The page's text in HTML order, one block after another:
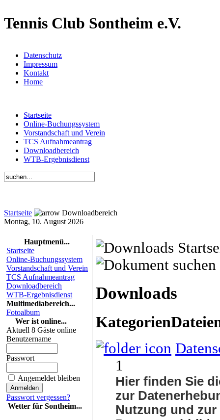
Tennis Club Sontheim e.V.
Datenschutz
Impressum
Kontakt
Home
Startseite
Online-Buchungssystem
Vorstandschaft und Verein
TCS Aufnahmeantrag
Downloadbereich
WTB-Ergebnisdienst
Startseite
Downloadbereich
Montag, 10. August 2026
Hauptmenü...
Startseite
Online-Buchungssystem
Vorstandschaft und Verein
TCS Aufnahmeantrag
Downloadbereich
WTB-Ergebnisdienst
Multimediabereich...
Fotoalbum
Wer ist online...
Aktuell 8 Gäste online
Benutzername
Passwort
Angemeldet bleiben
Passwort vergessen?
Wetter für Sontheim...
Downloads
Kategorien
1
Hier finden Sie
zur
Nutzung und